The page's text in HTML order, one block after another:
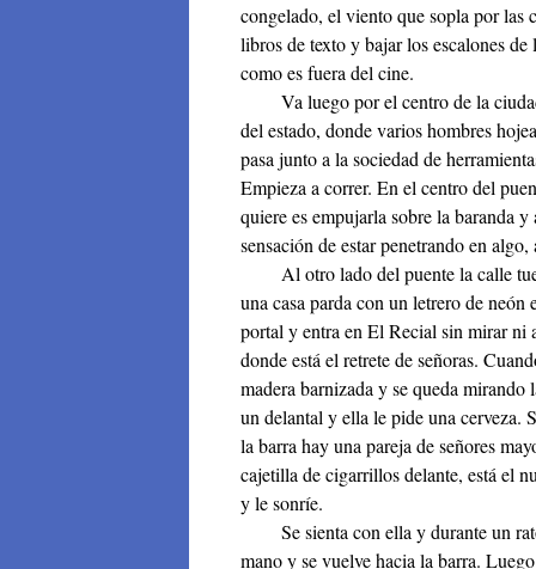
congelado, el viento que sopla por las
libros de texto y bajar los escalones
como es fuera del cine.
Va luego por el centro de la
del estado, donde varios hombres
pasa junto a la sociedad de
Empieza a correr. En el centro del
quiere es empujarla sobre la baranda
sensación de estar penetrando en
Al otro lado del puente la calle
una casa parda con un letrero de
portal y entra en El Recial sin mirar ni
donde está el retrete de señoras.
madera barnizada y se queda
un delantal y ella le pide una cerveza.
la barra hay una pareja de señores
cajetilla de cigarrillos delante, está el
y le sonríe.
Se sienta con ella y durante un
mano y se vuelve hacia la barra.